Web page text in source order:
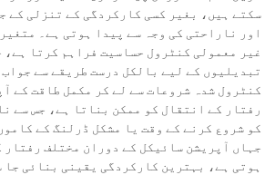
سکتے ہیں، بغیر کسی کارکردگی کے تنزلی کے
اور ناراحتی کی وجہ سے پیدا ہوتی ہے۔
غیر معمولی کنٹرول حساسیت فراہم کرتا ہے،
تبدیلیوں کے لیے بالکل درست طریقے سے
کنٹرول شدہ شروعات سے لے کر مکمل طاقت کے
رفتار کے انتقال کو ممکن بناتا ہے، جس سے
کو شروع کرنے کے وقت یا مشکل ڈرلنگ کے
جہاں آپریشن سائیکل کے دوران مختلف رفتار
ہوتی ہے، بہترین کارکردگی یقینی بنائی